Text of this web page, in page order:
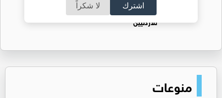
اشترك لا شكراً
حقل الريشة حين يتحول الغاز إلى فرص عمل
للأردنيين
منوعات